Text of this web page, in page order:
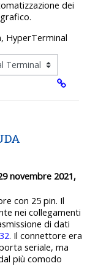
dei
HyperTerminal
novembre 2021,
con 25 pin. Il
nei collegamenti
di dati
. Il connettore era
seriale, ma
più comodo